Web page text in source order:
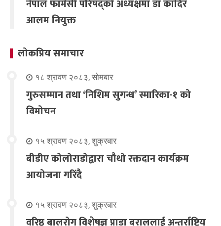
नेपाल फार्मेसी परिषद्को अध्यक्षमा डा कादिर
आलम नियुक्त
लोकप्रिय समाचार
१८ श्रावण २०८३, सोमबार
गुरुसम्मान तथा ‘निशिम सुगन्ध’ स्मारिका-१ को
विमोचन
१५ श्रावण २०८३, शुक्रबार
बीडीए कोलोराडोद्वारा चौथो रक्तदान कार्यक्रम
आयोजना गरिंदै
१५ श्रावण २०८३, शुक्रबार
वरिष्ठ बालरोग विशेषज्ञ प्राडा बराललाई अन्तर्राष्ट्रिय